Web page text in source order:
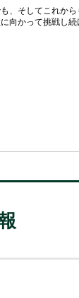
、そしてこれから
向かって挑戦し続